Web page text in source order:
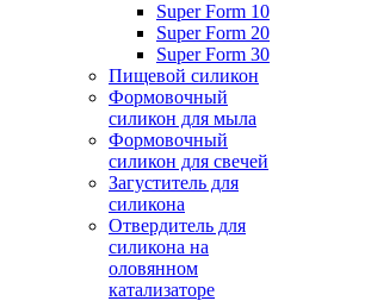
Super Form 10
Super Form 20
Super Form 30
Пищевой силикон
Формовочный
силикон для мыла
Формовочный
силикон для свечей
Загуститель для
силикона
Отвердитель для
силикона на
оловянном
катализаторе